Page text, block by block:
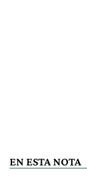
EN ESTA NOTA